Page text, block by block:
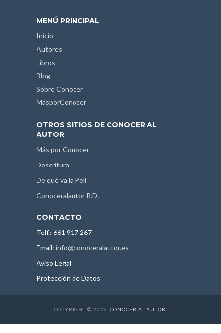
MENÚ PRINCIPAL
Inicio
Autores
Libros
Blog
Sobre Conocer
MásporConocer
OTROS SITIOS DE CONOCER AL
AUTOR
Más por Conocer
Descritura
De qué va la Peli
Conoceralautor R.D.
CONTACTO
Telf.: 661 917 267
Email: info@conoceralautor.es
Aviso Legal
Protección de Datos
COPYRIGHT © 2026. CONOCER AL AUTOR